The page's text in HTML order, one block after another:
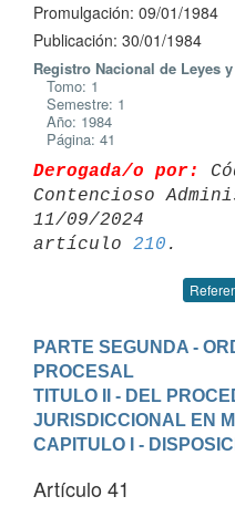
Promulgación: 09/01/1984
Publicación: 30/01/1984
Registro Nacional de Leyes
Tomo: 1
Semestre: 1
Año: 1984
Página: 41
Derogada/o por:
Contencioso
11/09/2024
artículo 210
PARTE SEGUNDA -
PROCESAL
TITULO II - DEL
JURISDICCIONAL EN
CAPITULO I -
Artículo 41